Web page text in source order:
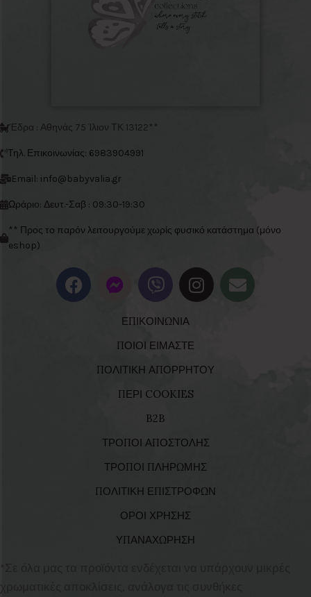
Έδρα : Αθηνάς 75 Ίλιον ΤΚ 13122**
Τηλ. Επικοινωνίας: 6983904991
Email: info@babyvalia.gr
Ωράριο: Δευτ.-Σαβ : 09:30-19:30
** Προς το παρόν λειτουργούμε χωρίς φυσικό κατάστημα (μόνο
eshop)
ΕΠΙΚΟΙΝΩΝΙΑ
ΠΟΙΟΙ ΕΙΜΑΣΤΕ
ΠΟΛΙΤΙΚΗ ΑΠΟΡΡΗΤΟΥ
ΠΕΡΙ COOKIES
B2B
ΤΡΟΠΟΙ ΑΠΟΣΤΟΛΗΣ
ΤΡΟΠΟΙ ΠΛΗΡΩΜΗΣ
ΠΟΛΙΤΙΚΗ ΕΠΙΣΤΡΟΦΩΝ
ΟΡΟΙ ΧΡΗΣΗΣ
ΥΠΑΝΑΧΩΡΗΣΗ
χρωματικές αποκλίσεις, ανάλογα τις συνθήκες